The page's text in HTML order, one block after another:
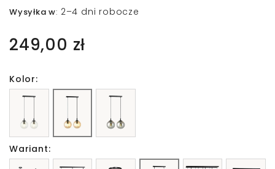
Wysyłka w: 2–4 dni robocze
249,00 zł
Kolor:
Wariant: